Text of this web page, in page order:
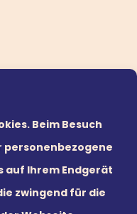
Beim Besuch
personenbezogene
auf Ihrem Endgerät
zwingend für die